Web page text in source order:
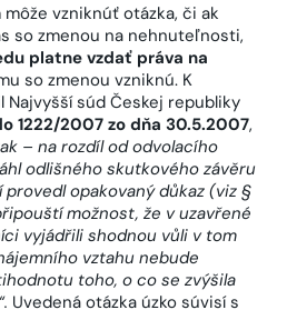
vzniknúť otázka, či ak
so zmenou na nehnuteľnosti,
platne vzdať práva na
so zmenou vzniknú. K
súd Českej republiky
1222/2007 zo dňa 30.5.2007,
– na rozdíl od odvolacího
odlišného skutkového závěru
provedl opakovaný důkaz (viz §
možnost, že v uzavřené
vyjádřili shodnou vůli v tom
vztahu nebude
toho, o co se zvýšila
Uvedená otázka úzko súvisí s